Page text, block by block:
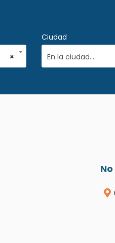
×
Ciudad
En la ciudad...